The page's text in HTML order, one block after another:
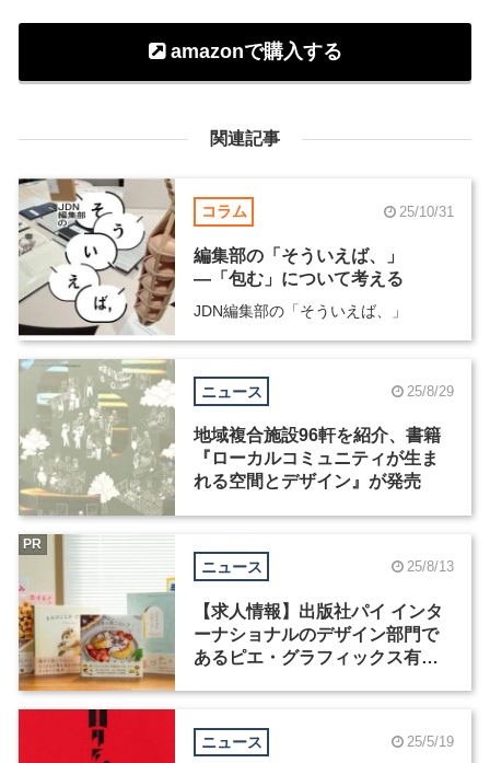
amazonで購入する
関連記事
コラム 25/10/31
編集部の「そういえば、」
―「包む」について考える
JDN編集部の「そういえば、」
ニュース 25/8/29
地域複合施設96軒を紹介、書籍
『ローカルコミュニティが生ま
れる空間とデザイン』が発売
ニュース 25/8/13
【求人情報】出版社パイ インタ
ーナショナルのデザイン部門で
あるピエ・グラフィックス有限
PR
ニュース 25/5/19